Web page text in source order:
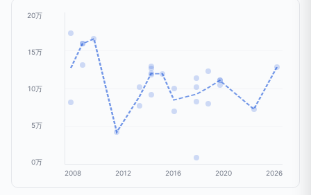
20万
15万
10万
5万
0万
2008
2012 2016 2020 2026